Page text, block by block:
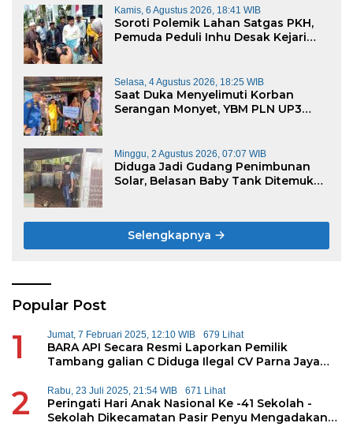
Kamis, 6 Agustus 2026, 18:41 WIB
Soroti Polemik Lahan Satgas PKH,
Pemuda Peduli Inhu Desak Kejari
Selasa, 4 Agustus 2026, 18:25 WIB
Saat Duka Menyelimuti Korban
Serangan Monyet, YBM PLN UP3
Minggu, 2 Agustus 2026, 07:07 WIB
Diduga Jadi Gudang Penimbunan
Solar, Belasan Baby Tank Ditemukan
Selengkapnya
Popular Post
1 Jumat, 7 Februari 2025, 12:10 WIB 679 Lihat
BARA API Secara Resmi Laporkan Pemilik
Tambang galian C Diduga Ilegal CV Parna Jaya
2 Rabu, 23 Juli 2025, 21:54 WIB 671 Lihat
Peringati Hari Anak Nasional Ke -41 Sekolah -
Sekolah Dikecamatan Pasir Penyu Mengadakan